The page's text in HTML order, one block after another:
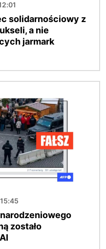
solidarnościowy z
a nie
jarmark
zostało